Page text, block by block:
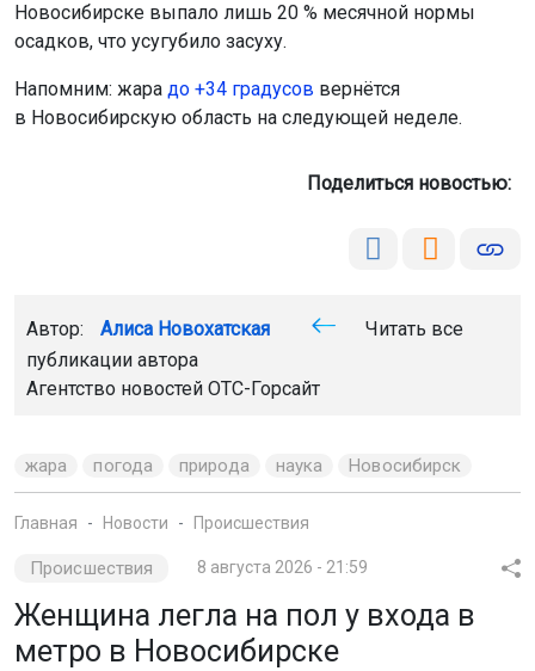
Новосибирске выпало лишь 20 % месячной нормы
осадков, что усугубило засуху.
Напомним: жара до +34 градусов вернётся
в Новосибирскую область на следующей неделе.
Поделиться новостью:
Автор: Алиса Новохатская
Читать все
публикации автора
Агентство новостей ОТС-Горсайт
жара погода природа наука Новосибирск
Главная Новости Происшествия
Происшествия 8 августа 2026 - 21:59
Женщина легла на пол у входа в
метро в Новосибирске